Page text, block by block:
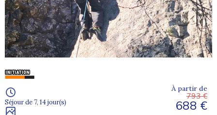
Séjour de 7, 14 jour(s)
À partir de
793 €
688 €